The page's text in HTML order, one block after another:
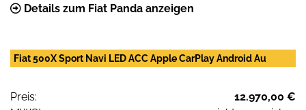
Details zum Fiat Panda anzeigen
Fiat 500X Sport Navi LED ACC Apple CarPlay Android Au
Preis:
12.970,00 €